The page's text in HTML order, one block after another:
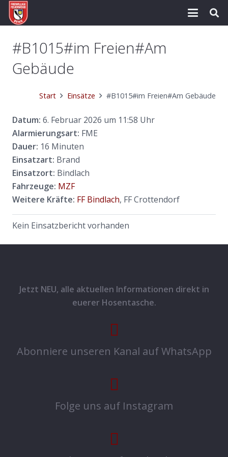
#B1015#im Freien#Am
Gebäude
Start Einsätze #B1015#im Freien#Am Gebäude
Datum: 6. Februar 2026 um 11:58 Uhr
Alarmierungsart: FME
Dauer: 16 Minuten
Einsatzart: Brand
Einsatzort: Bindlach
Fahrzeuge: MZF
Weitere Kräfte: FF Bindlach, FF Crottendorf
Kein Einsatzbericht vorhanden
Jetzt NEU, alle aktuellen Informationen direkt in
euerer Hosentasche.
Abonniere unseren Kanal auf WhatsApp
Folge uns auf Instagram